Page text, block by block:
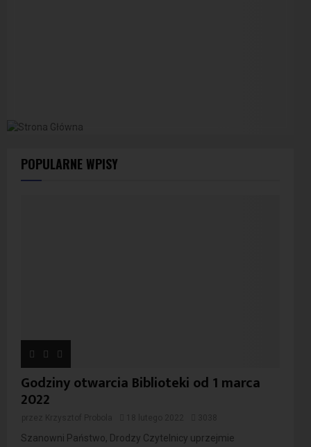
POPULARNE WPISY
Godziny otwarcia Biblioteki od 1 marca
2022
Szanowni Państwo, Drodzy Czytelnicy uprzejmie